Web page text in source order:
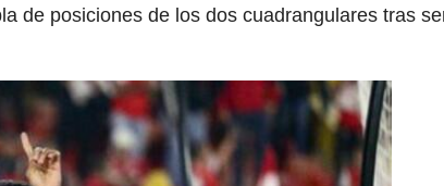
de posiciones de los dos cuadrangulares tras